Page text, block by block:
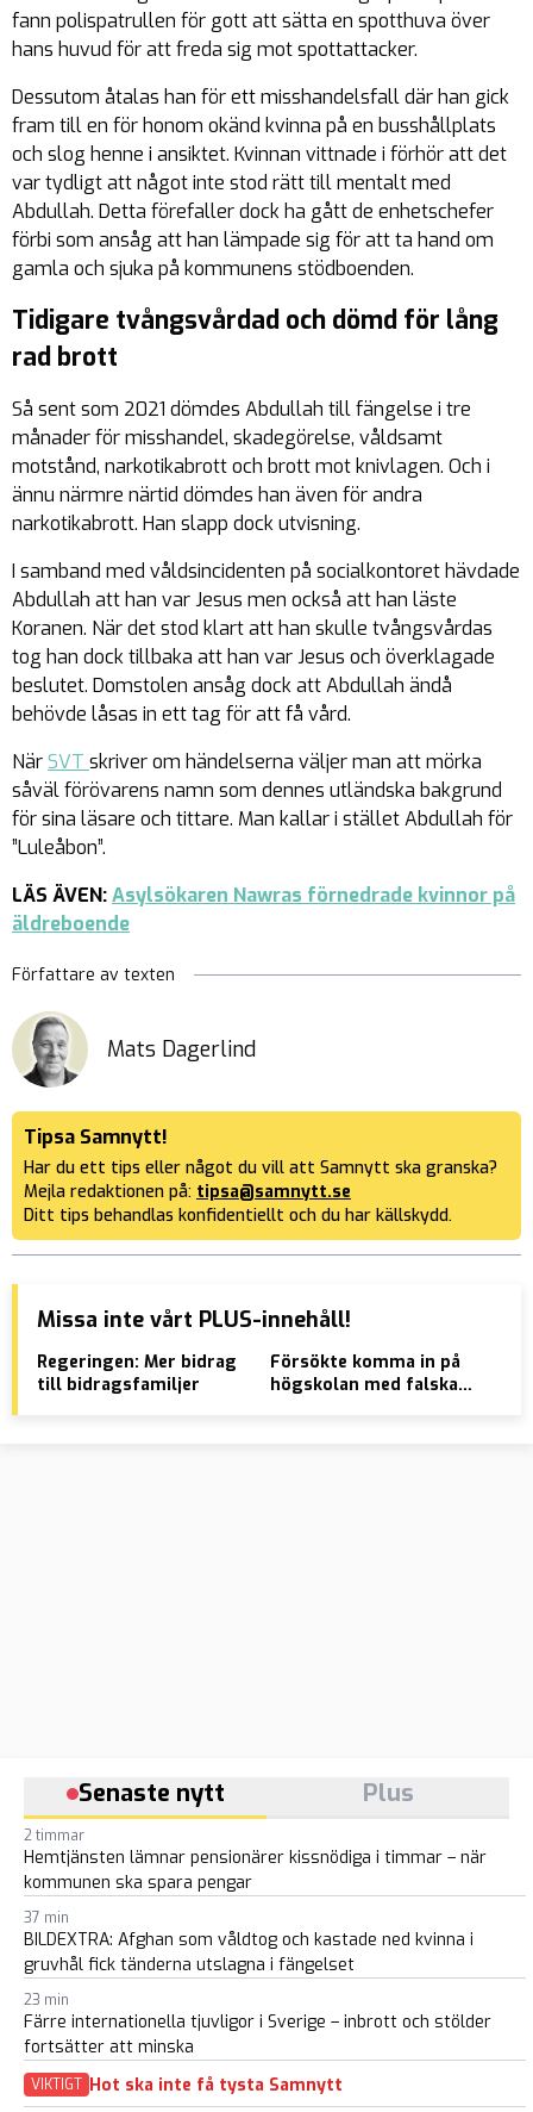
fann polispatrullen för gott att sätta en spotthuva över
hans huvud för att freda sig mot spottattacker.
Dessutom åtalas han för ett misshandelsfall där han gick
fram till en för honom okänd kvinna på en busshållplats
och slog henne i ansiktet. Kvinnan vittnade i förhör att det
var tydligt att något inte stod rätt till mentalt med
Abdullah. Detta förefaller dock ha gått de enhetschefer
förbi som ansåg att han lämpade sig för att ta hand om
gamla och sjuka på kommunens stödboenden.
Tidigare tvångsvårdad och dömd för lång
rad brott
Så sent som 2021 dömdes Abdullah till fängelse i tre
månader för misshandel, skadegörelse, våldsamt
motstånd, narkotikabrott och brott mot knivlagen. Och i
ännu närmre närtid dömdes han även för andra
narkotikabrott. Han slapp dock utvisning.
I samband med våldsincidenten på socialkontoret hävdade
Abdullah att han var Jesus men också att han läste
Koranen. När det stod klart att han skulle tvångsvårdas
tog han dock tillbaka att han var Jesus och överklagade
beslutet. Domstolen ansåg dock att Abdullah ändå
behövde låsas in ett tag för att få vård.
NärSVT skriver om händelserna väljer man att mörka
såväl förövarens namn som dennes utländska bakgrund
för sina läsare och tittare. Man kallar i stället Abdullah för
”Luleåbon”.
LÄS ÄVEN:Asylsökaren Nawras förnedrade kvinnor på
äldreboende
Författare av texten
Mats Dagerlind
Tipsa Samnytt!
Har du ett tips eller något du vill att Samnytt ska granska?
Mejla redaktionen på: tipsa@samnytt.se
Ditt tips behandlas konfidentiellt och du har källskydd.
Missa inte vårt PLUS-innehåll!
Regeringen: Mer bidrag
till bidragsfamiljer
Försökte komma in på
högskolan med falska
Senaste nytt Plus
2 timmar
Hemtjänsten lämnar pensionärer kissnödiga i timmar – när
kommunen ska spara pengar
37 min
BILDEXTRA: Afghan som våldtog och kastade ned kvinna i
gruvhål fick tänderna utslagna i fängelset
23 min
Färre internationella tjuvligor i Sverige – inbrott och stölder
fortsätter att minska
VIKTIGT Hot ska inte få tysta Samnytt